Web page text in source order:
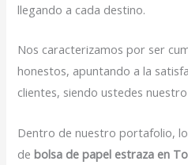
llegando a cada destino.
Nos caracterizamos por ser
honestos, apuntando a la
clientes, siendo ustedes
Dentro de nuestro portafolio,
debolsa de papel estraza en